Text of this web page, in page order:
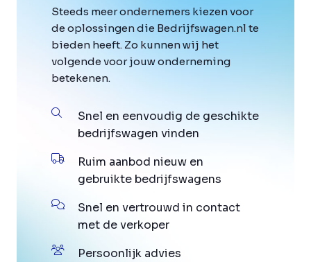
Steeds meer ondernemers kiezen voor
de oplossingen die Bedrijfswagen.nl te
bieden heeft. Zo kunnen wij het
volgende voor jouw onderneming
betekenen.
Snel en eenvoudig de geschikte
bedrijfswagen vinden
Ruim aanbod nieuw en
gebruikte bedrijfswagens
Snel en vertrouwd in contact
met de verkoper
Persoonlijk advies